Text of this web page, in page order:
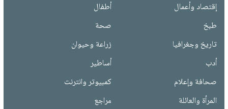
إقتصاد وأعمال
أطفال
طبخ
صحة
تاريخ وجغرافيا
زراعة وحيوان
أدب
أساطير
صحافة وإعلام
كمبيوتر وانترنت
المرأة والعائلة
مراجع